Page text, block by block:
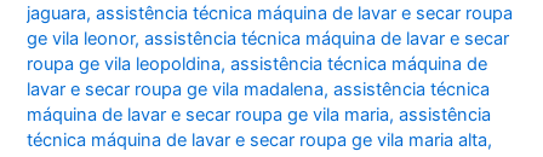
jaguara,assistência técnica máquina de lavar e secar roupa
ge vila leonor,assistência técnica máquina de lavar e secar
roupa ge vila leopoldina,assistência técnica máquina de
lavar e secar roupa ge vila madalena,assistência técnica
máquina de lavar e secar roupa ge vila maria,assistência
técnica máquina de lavar e secar roupa ge vila maria alta,